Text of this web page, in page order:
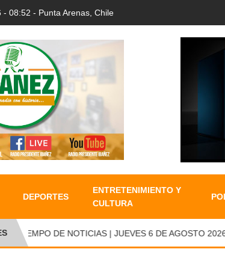
08:52 - Punta Arenas, Chile
DEPORTES
ENTRETENIMIENTO Y
CULTURA
TIEMPO DE NOTICIAS | JUEVES 6 DE AGOSTO 2026.